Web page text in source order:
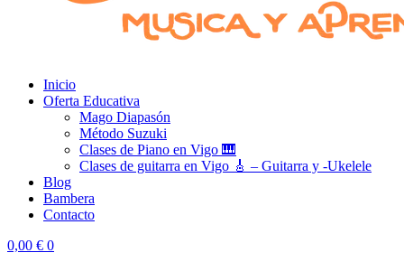
Inicio
Oferta Educativa
Mago Diapasón
Método Suzuki
Clases de Piano en Vigo 🎹
Clases de guitarra en Vigo 🎸 – Guitarra y -Ukelele
Blog
Bambera
Contacto
0,00 € 0